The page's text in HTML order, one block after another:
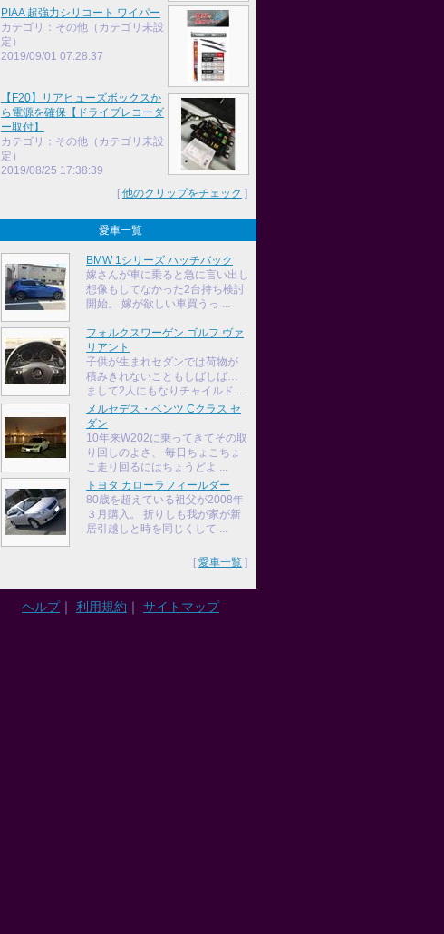
PIAA 超強力シリコート ワイパー
カテゴリ：その他（カテゴリ未設
定）
2019/09/01 07:28:37
【F20】リアヒューズボックスか
ら電源を確保【ドライブレコーダ
ー取付】
カテゴリ：その他（カテゴリ未設
定）
2019/08/25 17:38:39
[ 他のクリップをチェック ]
愛車一覧
BMW 1シリーズ ハッチバック
嫁さんが車に乗ると急に言い出し
想像もしてなかった2台持ち検討
開始。 嫁が欲しい車買うっ ...
フォルクスワーゲン ゴルフ ヴァ
リアント
子供が生まれセダンでは荷物が
積みきれないこともしばしば…
まして2人にもなりチャイルド ...
メルセデス・ベンツ Cクラス セ
ダン
10年来W202に乗ってきてその取
り回しのよさ、 毎日ちょこちょ
こ走り回るにはちょうどよ ...
トヨタ カローラフィールダー
80歳を超えている祖父が2008年
３月購入。 折りしも我が家が新
居引越しと時を同じくして ...
[ 愛車一覧 ]
ヘルプ｜ 利用規約 ｜ サイトマップ